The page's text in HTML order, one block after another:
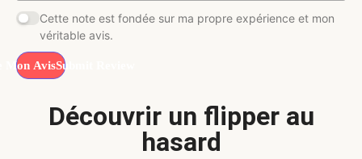
Cette note est fondée sur ma propre expérience et mon
véritable avis.
Submit Review
Découvrir un flipper au
hasard